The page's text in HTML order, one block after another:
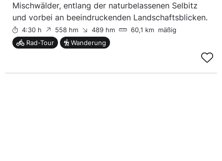
Mischwälder, entlang der naturbelassenen Selbitz
und vorbei an beeindruckenden Landschaftsblicken.
4:30 h 558 hm 489 hm 60,1 km mäßig
Rad-Tour Wanderung